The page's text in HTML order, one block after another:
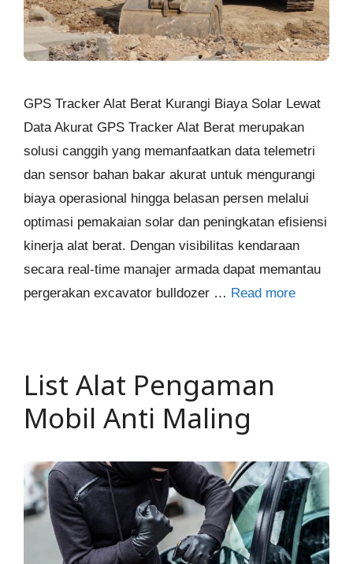
GPS Tracker Alat Berat Kurangi Biaya Solar Lewat
Data Akurat GPS Tracker Alat Berat merupakan
solusi canggih yang memanfaatkan data telemetri
dan sensor bahan bakar akurat untuk mengurangi
biaya operasional hingga belasan persen melalui
optimasi pemakaian solar dan peningkatan efisiensi
kinerja alat berat. Dengan visibilitas kendaraan
secara real-time manajer armada dapat memantau
pergerakan excavator bulldozer … Read more
List Alat Pengaman
Mobil Anti Maling